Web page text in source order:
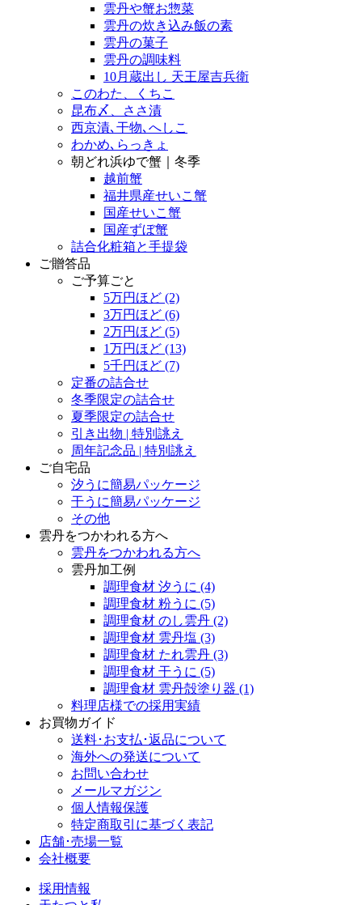
雲丹や蟹お惣菜
雲丹の炊き込み飯の素
雲丹の菓子
雲丹の調味料
10月蔵出し 天王屋吉兵衛
このわた、くちこ
昆布〆、ささ漬
西京漬､干物､へしこ
わかめ､らっきょ
朝どれ浜ゆで蟹｜冬季
越前蟹
福井県産せいこ蟹
国産せいこ蟹
国産ずぼ蟹
詰合化粧箱と手提袋
ご贈答品
ご予算ごと
5万円ほど (2)
3万円ほど (6)
2万円ほど (5)
1万円ほど (13)
5千円ほど (7)
定番の詰合せ
冬季限定の詰合せ
夏季限定の詰合せ
引き出物 | 特別誂え
周年記念品 | 特別誂え
ご自宅品
汐うに簡易パッケージ
干うに簡易パッケージ
その他
雲丹をつかわれる方へ
雲丹をつかわれる方へ
雲丹加工例
調理食材 汐うに (4)
調理食材 粉うに (5)
調理食材 のし雲丹 (2)
調理食材 雲丹塩 (3)
調理食材 たれ雲丹 (3)
調理食材 干うに (5)
調理食材 雲丹殻塗り器 (1)
料理店様での採用実績
お買物ガイド
送料･お支払･返品について
海外への発送について
お問い合わせ
メールマガジン
個人情報保護
特定商取引に基づく表記
店舗･売場一覧
会社概要
採用情報